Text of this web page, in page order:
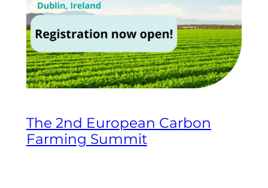
The 2nd European Carbon
Farming Summit